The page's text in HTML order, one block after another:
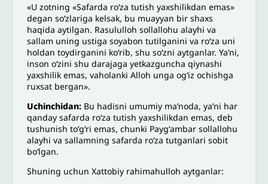
«U zotning «Safarda roʻza tutish yaxshilikdan emas»
degan soʻzlariga kelsak, bu muayyan bir shaxs
haqida aytilgan. Rasululloh sollallohu alayhi va
sallam uning ustiga soyabon tutilganini va roʻza uni
holdan toydirganini koʻrib, shu soʻzni aytganlar. Yaʼni,
inson oʻzini shu darajaga yetkazguncha qiynashi
yaxshilik emas, vaholanki Alloh unga ogʻiz ochishga
ruxsat bergan».
Uchinchidan: Bu hadisni umumiy maʼnoda, yaʼni har
qanday safarda roʻza tutish yaxshilikdan emas, deb
tushunish toʻgʻri emas, chunki Paygʻambar sollallohu
alayhi va sallamning safarda roʻza tutganlari sobit
boʻlgan.
Shuning uchun Xattobiy rahimahulloh aytganlar: